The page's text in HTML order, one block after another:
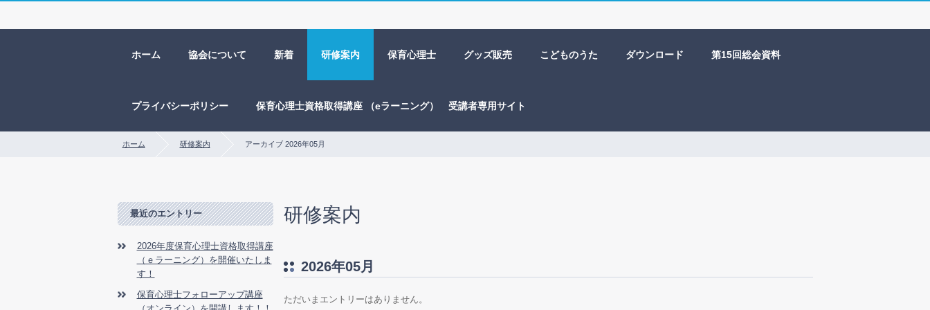
ホーム 協会について 新着 研修案内 保育心理士 グッズ販売 こどものうた ダウンロード 第15回総会資料
プライバシーポリシー 保育心理士資格取得講座 （eラーニング） 受講者専用サイト
ホーム 研修案内 アーカイブ 2026年05月
研修案内
2026年05月
ただいまエントリーはありません。
最近のエントリー
2026年度保育心理士資格取得講座
（ｅラーニング）を開催いたしま
す！
保育心理士フォローアップ講座